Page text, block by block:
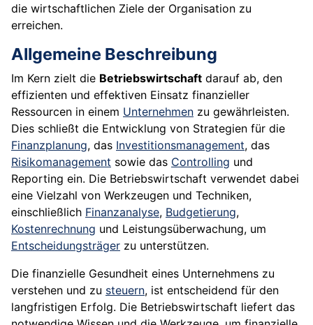
die wirtschaftlichen Ziele der Organisation zu
erreichen.
Allgemeine Beschreibung
Im Kern zielt die Betriebswirtschaft darauf ab, den
effizienten und effektiven Einsatz finanzieller
Ressourcen in einem Unternehmen zu gewährleisten.
Dies schließt die Entwicklung von Strategien für die
Finanzplanung, das Investitionsmanagement, das
Risikomanagement sowie das Controlling und
Reporting ein. Die Betriebswirtschaft verwendet dabei
eine Vielzahl von Werkzeugen und Techniken,
einschließlich Finanzanalyse, Budgetierung,
Kostenrechnung und Leistungsüberwachung, um
Entscheidungsträger zu unterstützen.
Die finanzielle Gesundheit eines Unternehmens zu
verstehen und zu steuern, ist entscheidend für den
langfristigen Erfolg. Die Betriebswirtschaft liefert das